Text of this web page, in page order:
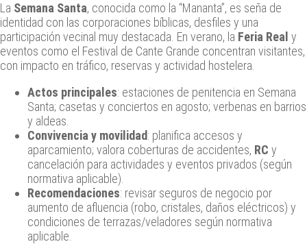
La Semana Santa, conocida como la “Mananta”, es seña de
identidad con las corporaciones bíblicas, desfiles y una
participación vecinal muy destacada. En verano, la Feria Real y
eventos como el Festival de Cante Grande concentran visitantes,
con impacto en tráfico, reservas y actividad hostelera.
Actos principales: estaciones de penitencia en Semana
Santa; casetas y conciertos en agosto; verbenas en barrios
y aldeas.
Convivencia y movilidad: planifica accesos y
aparcamiento; valora coberturas de accidentes, RC y
cancelación para actividades y eventos privados (según
normativa aplicable).
Recomendaciones: revisar seguros de negocio por
aumento de afluencia (robo, cristales, daños eléctricos) y
condiciones de terrazas/veladores según normativa
aplicable.